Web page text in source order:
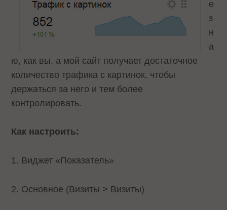
е
з
н
а
ю, как вы, а мой сайт получает достаточное
количество трафика с картинок, чтобы
держаться за него и тем более
контролировать.
Как настроить:
1. Виджет «Показатель»
2. Основное (Визиты > Визиты)